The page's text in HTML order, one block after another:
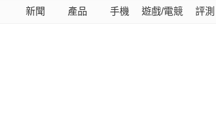
新聞 產品 手機 遊戲/電競 評測